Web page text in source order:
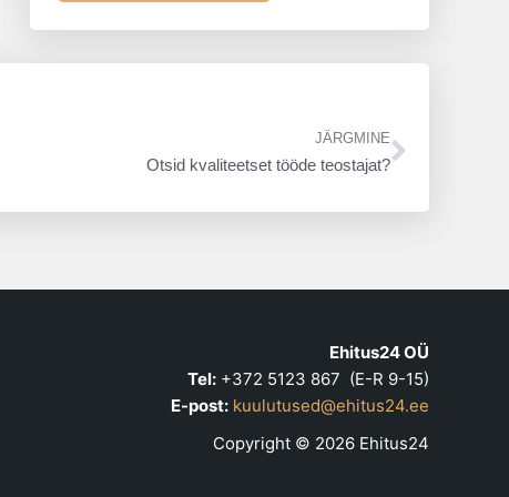
JÄRGMINE
Otsid kvaliteetset tööde teostajat?
Ehitus24 OÜ
Tel:+372 5123 867 (E-R 9-15)
E-post: kuulutused@ehitus24.ee
Copyright © 2026 Ehitus24